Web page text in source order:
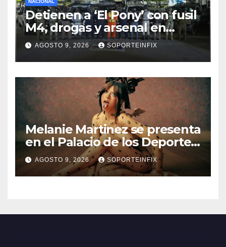
NACIONAL
Detienen a ‘El Pony’ con fusil
M4, drogas y arsenal en
carretera de Tabasco
AGOSTO 9, 2026 SOPORTEINFIX
Melanie Martinez se presenta
en el Palacio de los Deportes
con ‘Hades: The Sacrifice
Tour’
AGOSTO 9, 2026 SOPORTEINFIX